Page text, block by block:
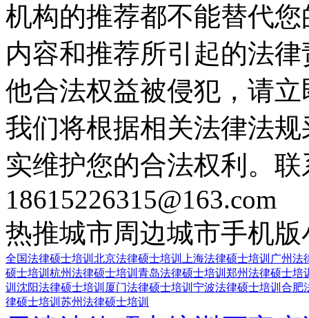
机构的推荐都不能替代
内容和推荐所引起的法
他合法权益被侵犯，请
我们将根据相关法律法
实维护您的合法权利。
18615226315@163.com
热推城市周边城市手机版
全国法律硕士培训 北京法律硕士培训 上海法律硕士培训 广州法
硕士培训 杭州法律硕士培训 青岛法律硕士培训 郑州法律硕士培
训 沈阳法律硕士培训 厦门法律硕士培训 宁波法律硕士培训 合肥
律硕士培训 苏州法律硕士培训